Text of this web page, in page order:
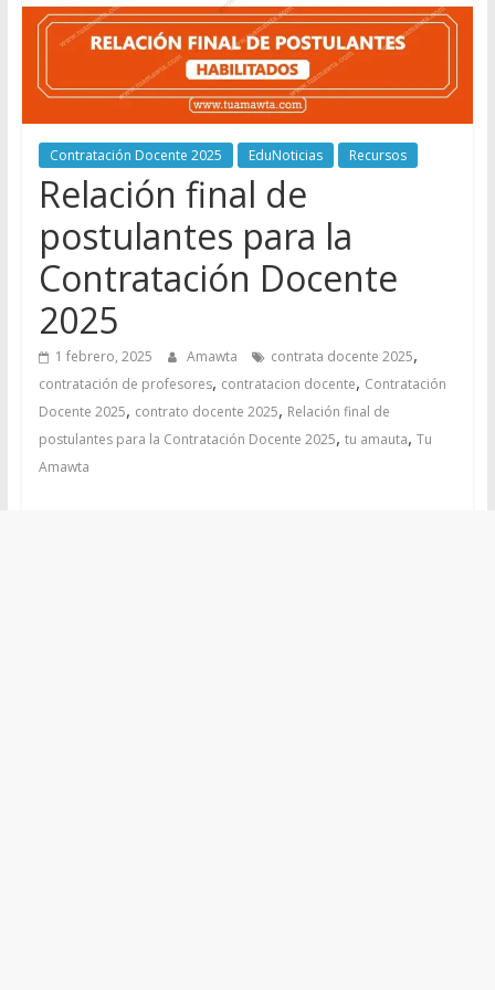
Contratación Docente 2025 EduNoticias Recursos
Relación final de
postulantes para la
Contratación Docente
2025
1 febrero, 2025 Amawta contrata docente 2025,
contratación de profesores, contratacion docente, Contratación
Docente 2025, contrato docente 2025, Relación final de
postulantes para la Contratación Docente 2025, tu amauta, Tu
Amawta